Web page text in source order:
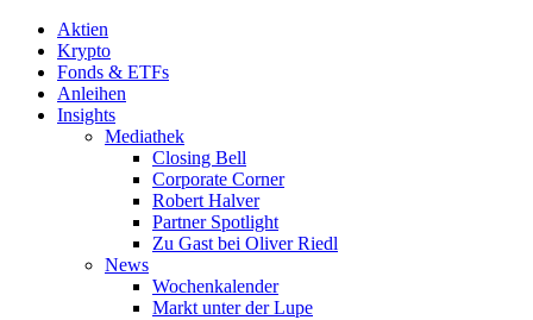
Aktien
Krypto
Fonds & ETFs
Anleihen
Insights
Mediathek
Closing Bell
Corporate Corner
Robert Halver
Partner Spotlight
Zu Gast bei Oliver Riedl
News
Wochenkalender
Markt unter der Lupe